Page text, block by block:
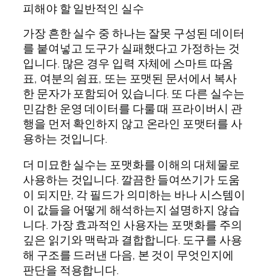
피해야 할 일반적인 실수
가장 흔한 실수 중 하나는 잘못 구성된 데이터
를 붙여넣고 도구가 실패했다고 가정하는 것
입니다. 많은 경우 입력 자체에 스마트 따옴
표, 여분의 쉼표, 또는 포맷된 문서에서 복사
한 문자가 포함되어 있습니다. 또 다른 실수는
민감한 운영 데이터를 다룰 때 프라이버시 관
행을 먼저 확인하지 않고 온라인 포맷터를 사
용하는 것입니다.
더 미묘한 실수는 포맷화를 이해의 대체물로
사용하는 것입니다. 깔끔한 들여쓰기가 도움
이 되지만, 각 필드가 의미하는 바나 시스템이
이 값들을 어떻게 해석하는지 설명하지 않습
니다. 가장 효과적인 사용자는 포맷화를 주의
깊은 읽기와 맥락과 결합합니다. 도구를 사용
해 구조를 드러낸 다음, 본 것이 무엇인지에
판단을 적용합니다.